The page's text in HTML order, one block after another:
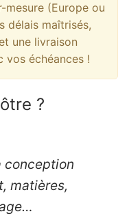
(Europe ou
délais maîtrisés,
une livraison
vos échéances !
?
conception
matières,